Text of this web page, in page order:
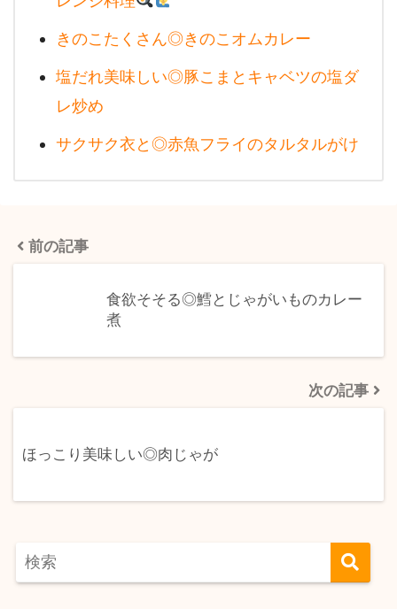
きのこたくさん◎きのこオムカレー
塩だれ美味しい◎豚こまとキャベツの塩ダ
レ炒め
サクサク衣と◎赤魚フライのタルタルがけ
前の記事
食欲そそる◎鱈とじゃがいものカレー
煮
次の記事
ほっこり美味しい◎肉じゃが